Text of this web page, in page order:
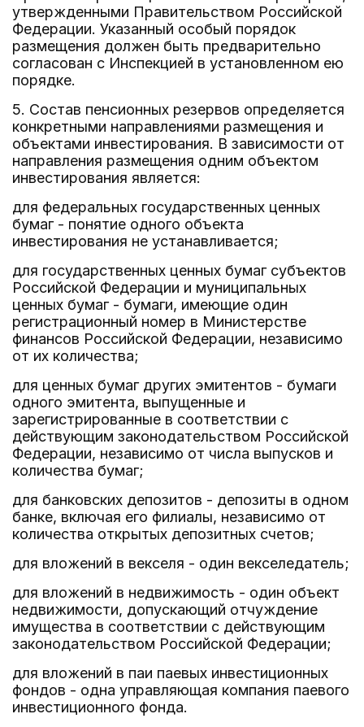
утвержденными Правительством Российской
Федерации. Указанный особый порядок
размещения должен быть предварительно
согласован с Инспекцией в установленном ею
порядке.
5. Состав пенсионных резервов определяется
конкретными направлениями размещения и
объектами инвестирования. В зависимости от
направления размещения одним объектом
инвестирования является:
для федеральных государственных ценных
бумаг - понятие одного объекта
инвестирования не устанавливается;
для государственных ценных бумаг субъектов
Российской Федерации и муниципальных
ценных бумаг - бумаги, имеющие один
регистрационный номер в Министерстве
финансов Российской Федерации, независимо
от их количества;
для ценных бумаг других эмитентов - бумаги
одного эмитента, выпущенные и
зарегистрированные в соответствии с
действующим законодательством Российской
Федерации, независимо от числа выпусков и
количества бумаг;
для банковских депозитов - депозиты в одном
банке, включая его филиалы, независимо от
количества открытых депозитных счетов;
для вложений в векселя - один векселедатель;
для вложений в недвижимость - один объект
недвижимости, допускающий отчуждение
имущества в соответствии с действующим
законодательством Российской Федерации;
для вложений в паи паевых инвестиционных
фондов - одна управляющая компания паевого
инвестиционного фонда.